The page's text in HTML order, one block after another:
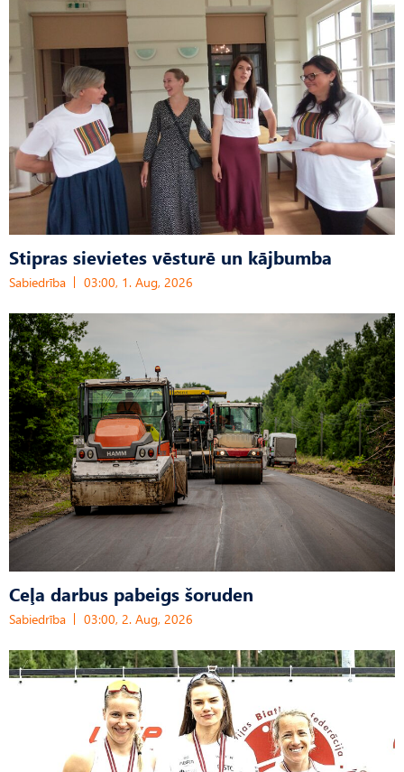
Stipras sievietes vēsturē un kājbumba
Sabiedrība 03:00, 1. Aug, 2026
Ceļa darbus pabeigs šoruden
Sabiedrība 03:00, 2. Aug, 2026